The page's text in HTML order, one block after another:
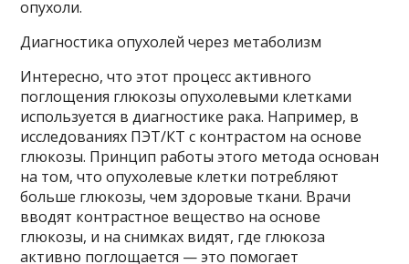
опухоли.
Диагностика опухолей через метаболизм
Интересно, что этот процесс активного
поглощения глюкозы опухолевыми клетками
используется в диагностике рака. Например, в
исследованиях ПЭТ/КТ с контрастом на основе
глюкозы. Принцип работы этого метода основан
на том, что опухолевые клетки потребляют
больше глюкозы, чем здоровые ткани. Врачи
вводят контрастное вещество на основе
глюкозы, и на снимках видят, где глюкоза
активно поглощается — это помогает